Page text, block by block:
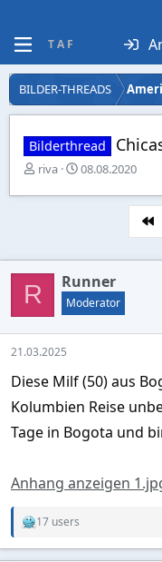
T A F
BILDER-THREADS
Bilderthread
E
s
l
e
r
riva
E
s
l
t
a
m
08.08.2020
R Runner
Moderator
21.03.2025
Diese Milf (50) aus
Kolumbien Reise
Tage in Bogota und
Anhang anzeigen
R
17 users